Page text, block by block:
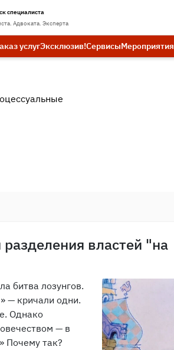
специалиста
Адвоката. Эксперта
услугЭксклюзив!СервисыМероприятия
властей "на
битва лозунгов.
— кричали одни.
Однако
— в
» Почему так?